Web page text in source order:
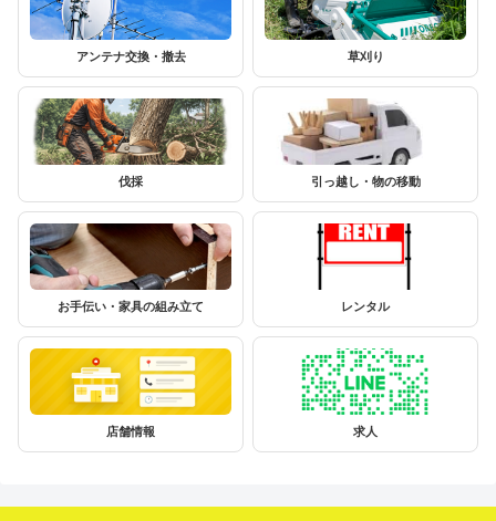
アンテナ交換・撤去 草刈り
伐採 引っ越し・物の移動
お手伝い・家具の組み立て レンタル
店舗情報 求人